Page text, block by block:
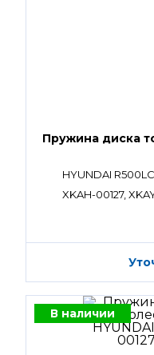
Пружина диска
HYUNDAI
XKAH-00127,
В наличии